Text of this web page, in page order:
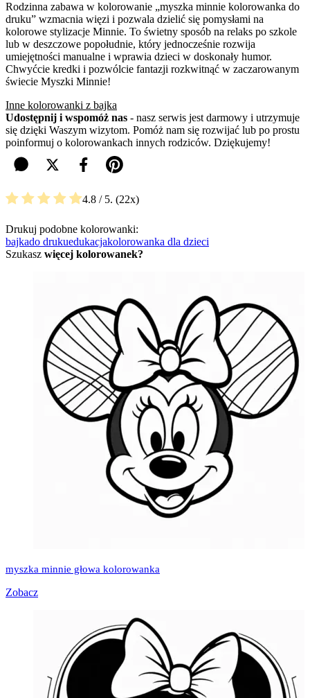
Rodzinna zabawa w kolorowanie „myszka minnie kolorowanka do
druku” wzmacnia więzi i pozwala dzielić się pomysłami na
kolorowe stylizacje Minnie. To świetny sposób na relaks po szkole
lub w deszczowe popołudnie, który jednocześnie rozwija
umiejętności manualne i wprawia dzieci w doskonały humor.
Chwyćcie kredki i pozwólcie fantazji rozkwitnąć w zaczarowanym
świecie Myszki Minnie!
Inne kolorowanki z bajka
Udostępnij i wspomóż nas - nasz serwis jest darmowy i utrzymuje
się dzięki Waszym wizytom. Pomóż nam się rozwijać lub po prostu
poinformuj o kolorowankach innych rodziców. Dziękujemy!
4.8 / 5. 22
Drukuj podobne kolorowanki:
bajkado drukuedukacjakolorowanka dla dzieci
Szukasz więcej kolorowanek?
myszka minnie głowa kolorowanka
Zobacz